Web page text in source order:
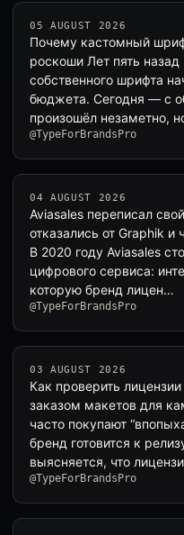
05 AUGUST 2026
Почему кастомный
роскоши Лет пять назад
собственного шрифта
бюджета. Сегодня — с
произошёл незаметно,
@TypeForBrandsPro
04 AUGUST 2026
Aviasales переписал
отказались от Graphik и
В 2020 году Aviasales
цифрового сервиса:
которую бренд лицен…
@TypeForBrandsPro
03 AUGUST 2026
Как проверить
заказом макетов для
часто покупают
бренд готовится к
выясняется, что
@TypeForBrandsPro